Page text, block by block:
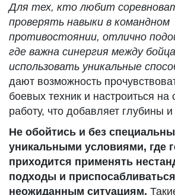
Для тех, кто любит
проверять навыки в командном
противостоянии, отлично
где важна синергия между
использовать уникальные
дают возможность
боевых техник и настроиться на
работу, что добавляет глубины
Не обойтись и без
уникальными условиями, где
приходится применять
подходы и
неожиданным ситуациям.